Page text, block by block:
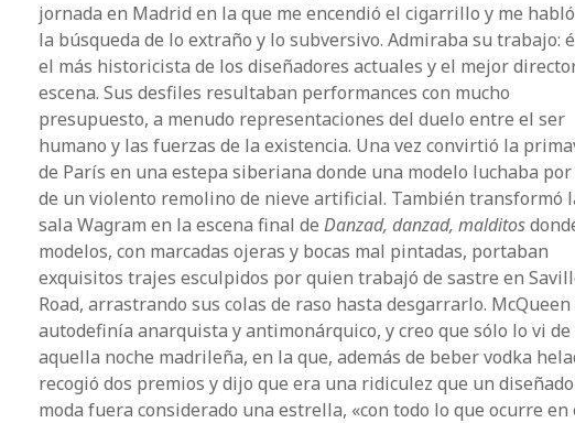
jornada en Madrid en la que me encendió el cigarrillo y me
la búsqueda de lo extraño y lo subversivo. Admiraba su trabajo:
el más historicista de los diseñadores actuales y el mejor
escena. Sus desfiles resultaban performances con mucho
presupuesto, a menudo representaciones del duelo entre el ser
humano y las fuerzas de la existencia. Una vez convirtió la
de París en una estepa siberiana donde una modelo luchaba
de un violento remolino de nieve artificial. También transformó
sala Wagram en la escena final deDanzad, danzad, malditos
modelos, con marcadas ojeras y bocas mal pintadas, portaban
exquisitos trajes esculpidos por quien trabajó de sastre en
Road, arrastrando sus colas de raso hasta desgarrarlo. McQueen
autodefinía anarquista y antimonárquico, y creo que sólo lo vi
aquella noche madrileña, en la que, además de beber vodka
recogió dos premios y dijo que era una ridiculez que un
moda fuera considerado una estrella, «con todo lo que ocurre en